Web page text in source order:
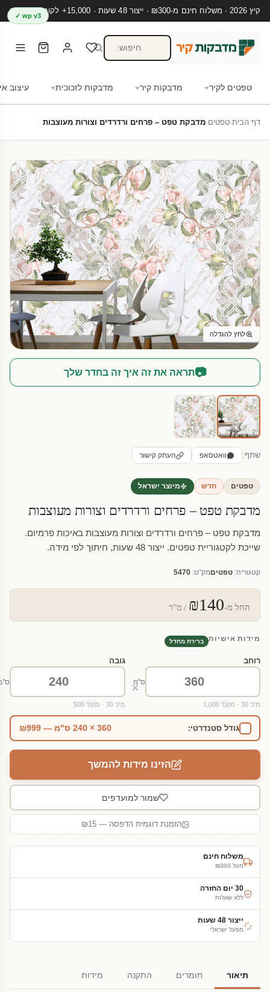
קיץ 2026 · משלוח חינם מ-₪300 · ייצור 48 שעות · 15,000+ לקוחות מרוצים
טפטים לקיר מדבקות קיר מדבקות לזכוכית עיצוב
wp v3 ✓
דף הבית›טפטים›מדבקת טפט – פרחים ורדרדים וצורות מעוצבות
לחץ להגדלה
📷תראה את זה איך זה בחדר שלך
שתף: וואטסאפ העתק קישור
טפטים חדש מיוצר ישראל
מדבקת טפט – פרחים ורדרדים וצורות מעוצבות
מדבקת טפט – פרחים ורדרדים וצורות מעוצבות באיכות פרמיום.
שייכת לקטגוריית טפטים. ייצור 48 שעות, חיתוך לפי מידה.
קטגוריה: טפטיםמק"ט: 5470
החל מ-₪140 / מ"ר
מידות אישיות ברירת מחדל
רוחב
ס"מ
מינ' 30 · מקס' 1,000
×
גובה
מינ' 30 · מקס' 500
גודל סטנדרטי: 360 × 240 ס"מ — ₪999
הזינו מידות להמשך
שמור למועדפים
הזמנת דוגמית הדפסה — ₪15
משלוח חינם
מעל ₪300
30 יום החזרה
ללא שאלות
ייצור 48 שעות
מפעל ישראלי
תיאור חומרים התקנה מידות